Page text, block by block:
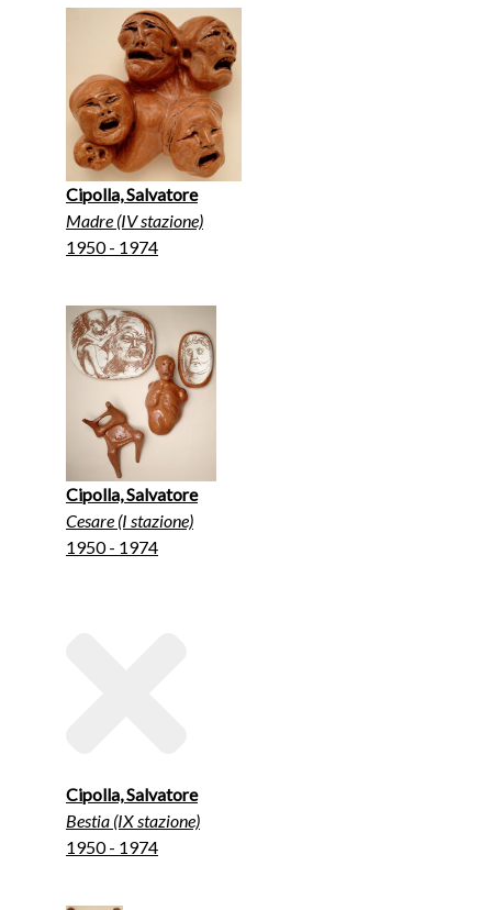
Cipolla, Salvatore
Madre (IV stazione)
1950 - 1974
Cipolla, Salvatore
Cesare (I stazione)
1950 - 1974
Cipolla, Salvatore
Bestia (IX stazione)
1950 - 1974